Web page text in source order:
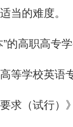
当的难度。
的高职高专
等学校英语
求（试行）